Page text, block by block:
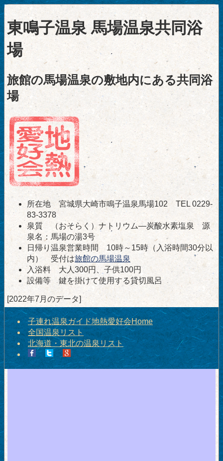
東鳴子温泉 馬場温泉共同浴
場
旅館の馬場温泉の敷地内にある共同浴
場
所在地 宮城県大崎市鳴子温泉馬場102 TEL 0229-
83-3378
泉質 （おそらく）ナトリウム―炭酸水素塩泉 源
泉名：馬場の湯3号
日帰り温泉営業時間 10時～15時（入浴時間30分以
内） 受付は旅館の馬場温泉
入浴料 大人300円、子供100円
設備等 鍵を掛けて使用する貸切風呂
[2022年7月のデータ]
子連れ温泉ガイド地熱愛好会Home
全国温泉リスト
北海道・東北の温泉リスト